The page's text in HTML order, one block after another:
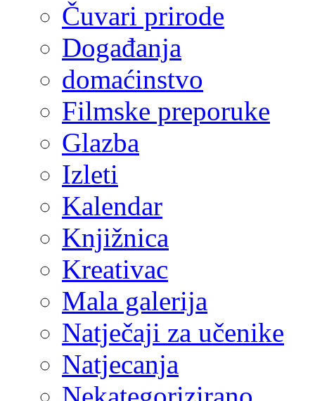
Čuvari prirode
Događanja
domaćinstvo
Filmske preporuke
Glazba
Izleti
Kalendar
Knjižnica
Kreativac
Mala galerija
Natječaji za učenike
Natjecanja